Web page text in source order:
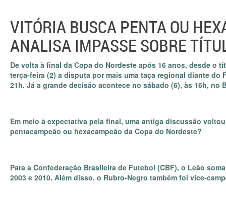
VITÓRIA BUSCA PENTA OU
ANALISA IMPASSE SOBRE
De volta à final da Copa do Nordeste após 16 anos, desde o
terça-feira (2) a disputa por mais uma taça regional diante do
21h. Já a grande decisão acontece no sábado (6), às 16h, no
Em meio à expectativa pela final, uma antiga discussão
pentacampeão ou hexacampeão da Copa do Nordeste?
Para a Confederação Brasileira de Futebol (CBF), o Leão
2003 e 2010. Além disso, o Rubro-Negro também foi vice-